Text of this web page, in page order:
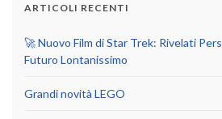
ARTICOLI RECENTI
🚀 Nuovo Film di Star Trek: Rivelati
Futuro Lontanissimo
Grandi novità LEGO